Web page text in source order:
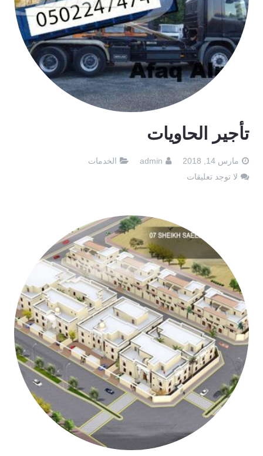
تأجير الحاويات
مارس 14, 2018 admin
الخدمات
لا توجد تعليقات